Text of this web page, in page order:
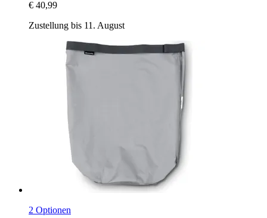
€ 40,99
Zustellung bis 11. August
2 Optionen